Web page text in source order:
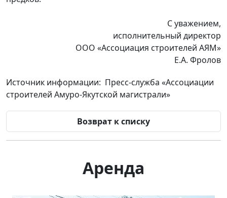
С уважением,
исполнительный директор
ООО «Ассоциация строителей АЯМ»
Е.А. Фролов
Источник информации: Пресс-служба «Ассоциации
строителей Амуро-Якутской магистрали»
Возврат к списку
Аренда